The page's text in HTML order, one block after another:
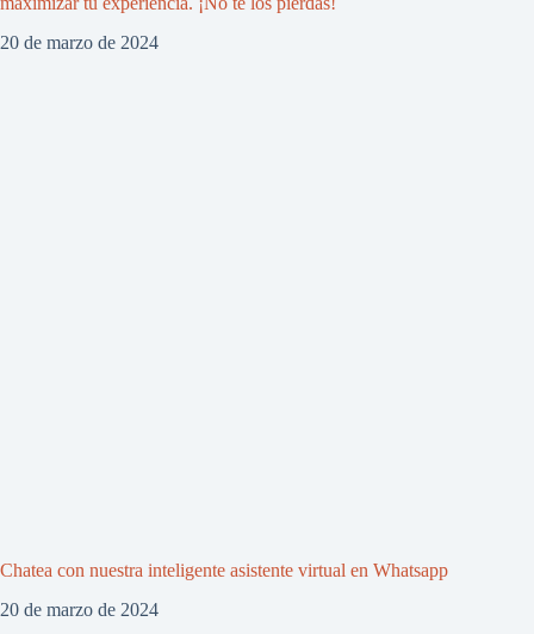
20 de marzo de 2024
Chatea con nuestra inteligente asistente virtual en Whatsapp
20 de marzo de 2024